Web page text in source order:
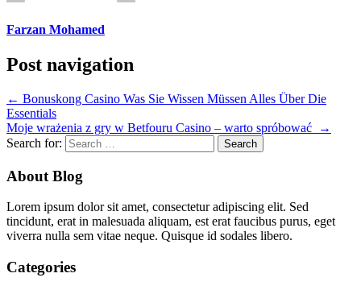
Farzan Mohamed
Post navigation
← Bonuskong Casino Was Sie Wissen Müssen Alles Über Die
Essentials
Moje wrażenia z gry w Betfouru Casino – warto spróbować
→
Search for:
About Blog
Lorem ipsum dolor sit amet, consectetur adipiscing elit. Sed
tincidunt, erat in malesuada aliquam, est erat faucibus purus, eget
viverra nulla sem vitae neque. Quisque id sodales libero.
Categories